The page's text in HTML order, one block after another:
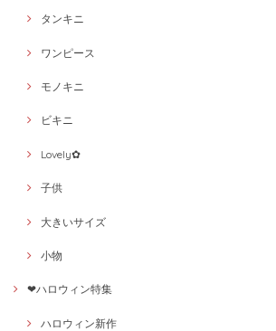
タンキニ
ワンピース
モノキニ
ビキニ
Lovely✿
子供
大きいサイズ
小物
❤ハロウィン特集
ハロウィン新作